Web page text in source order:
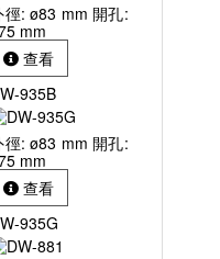
徑: ø83 mm 開孔:
mm
查看
935B
徑: ø83 mm 開孔:
mm
查看
935G